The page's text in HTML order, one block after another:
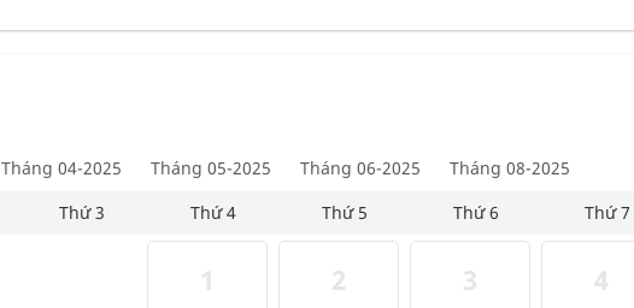
Tháng 04-2025 Tháng 05-2025 Tháng 06-2025
Tháng 08-2025
Thứ 3 Thứ 4 Thứ 5 Thứ 6 Thứ 7
1 2 3 4